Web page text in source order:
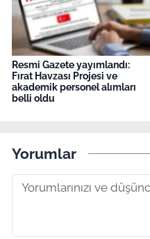
Resmi Gazete yayımlandı:
Fırat Havzası Projesi ve
akademik personel alımları
belli oldu
Yorumlar